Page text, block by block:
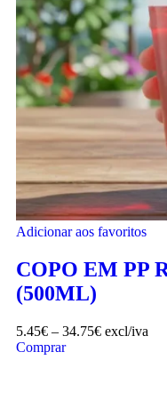
Adicionar aos favoritos
COPO EM PP
(500ML)
5.45€ – 34.75€ excl/iva
Comprar